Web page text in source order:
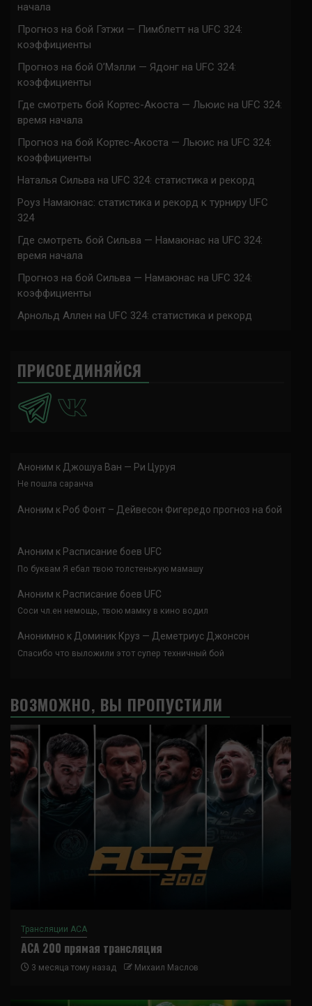
начала
Прогноз на бой Гэтжи — Пимблетт на UFC 324:
коэффициенты
Прогноз на бой О’Мэлли — Ядонг на UFC 324:
коэффициенты
Где смотреть бой Кортес-Акоста — Льюис на UFC 324:
время начала
Прогноз на бой Кортес-Акоста — Льюис на UFC 324:
коэффициенты
Наталья Сильва на UFC 324: статистика и рекорд
Роуз Намаюнас: статистика и рекорд к турниру UFC
324
Где смотреть бой Сильва — Намаюнас на UFC 324:
время начала
Прогноз на бой Сильва — Намаюнас на UFC 324:
коэффициенты
Арнольд Аллен на UFC 324: статистика и рекорд
ПРИСОЕДИНЯЙСЯ
Аноним к Джошуа Ван — Ри Цуруя
Не пошла саранча
Аноним к Роб Фонт – Дейвесон Фигередо прогноз на бой
Аноним к Расписание боев UFC
По буквам Я ебал твою толстенькую мамашу
Аноним к Расписание боев UFC
Соси чл.ен немощь, твою мамку в кино водил
Анонимно к Доминик Круз — Деметриус Джонсон
Спасибо что выложили этот супер техничный бой
ВОЗМОЖНО, ВЫ ПРОПУСТИЛИ
Трансляции ACA
ACA 200 прямая трансляция
3 месяца тому назад Михаил Маслов